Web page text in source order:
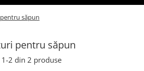
săpun
pentru săpun
1-2 din 2 produse